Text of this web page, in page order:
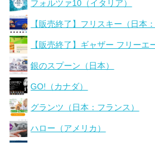
フォルツァ10（イタリア）
【販売終了】フリスキー（日本：
【販売終了】ギャザー フリーエ
銀のスプーン（日本）
GO!（カナダ）
グランツ（日本：フランス）
ハロー（アメリカ）